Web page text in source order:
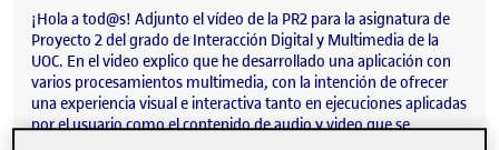
¡Hola a tod@s! Adjunto el vídeo de la PR2 para la asignatura de
Proyecto 2 del grado de Interacción Digital y Multimedia de la
UOC. En el video explico que he desarrollado una aplicación con
varios procesamientos multimedia, con la intención de ofrecer
una experiencia visual e interactiva tanto en ejecuciones aplicadas
por el usuario como el contenido de audio y video que se